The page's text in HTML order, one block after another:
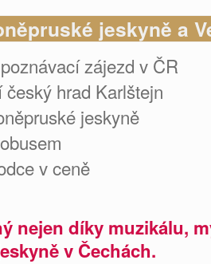
jeskyně a
zájezd v ČR
hrad Karlštejn
jeskyně
v ceně
nejen díky muzikálu,
v Čechách.